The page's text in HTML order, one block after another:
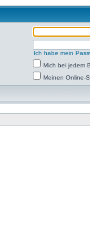
Ich habe mein
Mich bei jedem
Meinen Online-